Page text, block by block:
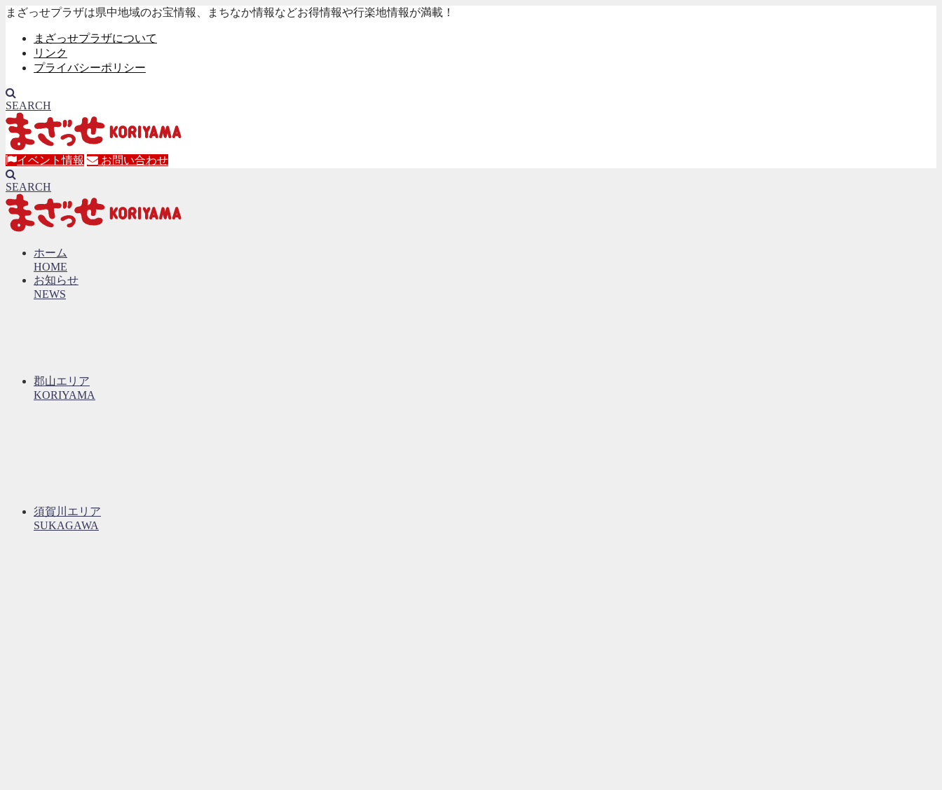
まざっせプラザは県中地域のお宝情報、まちなか情報などお得情報や行楽地情報が満載！
まざっせプラザについて
リンク
プライバシーポリシー
SEARCH
イベント情報 お問い合わせ
SEARCH
ホーム
HOME
お知らせ
NEWS
郡山エリア
KORIYAMA
須賀川エリア
SUKAGAWA